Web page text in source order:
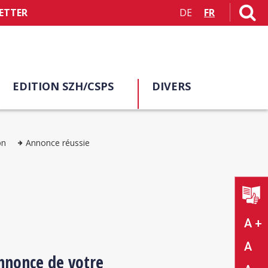
DE FR
EDITION SZH/CSPS DIVERS
A +
A
Annonce réussie
de votre